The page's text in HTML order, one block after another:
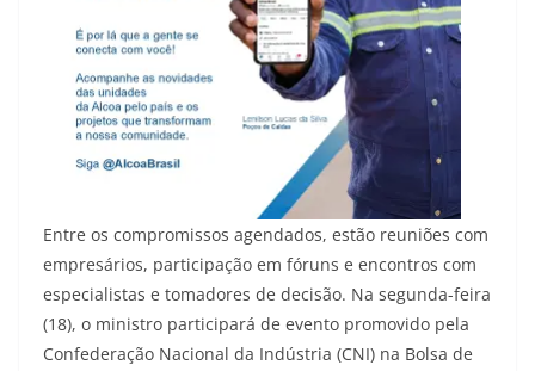
Entre os compromissos agendados, estão reuniões com
empresários, participação em fóruns e encontros com
especialistas e tomadores de decisão. Na segunda-feira
(18), o ministro participará de evento promovido pela
Confederação Nacional da Indústria (CNI) na Bolsa de